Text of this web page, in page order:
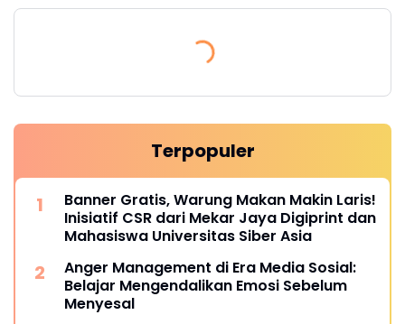
Terpopuler
Banner Gratis, Warung Makan Makin Laris!
Inisiatif CSR dari Mekar Jaya Digiprint dan
Mahasiswa Universitas Siber Asia
Anger Management di Era Media Sosial:
Belajar Mengendalikan Emosi Sebelum
Menyesal